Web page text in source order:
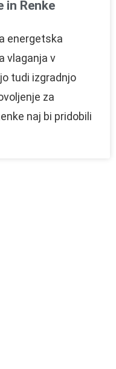
in Renke
energetska
vlaganja v
tudi izgradnjo
za
naj bi pridobili